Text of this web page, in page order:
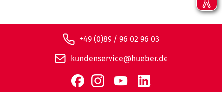
+49 (0)89 / 96 02 96 03
kundenservice@hueber.de